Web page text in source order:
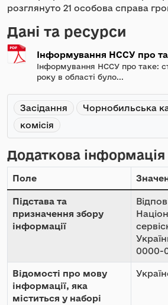
розглянуто 21 особова справа
Дані та ресурси
Інформування НССУ про
Інформування НССУ про таке:
року в області було...
Засідання
Чорнобильська
комісія
Додаткова інформація
Поле
Підстава та
призначення збору
інформації
0000-
Відомості про мову
інформації, яка
міститься у наборі